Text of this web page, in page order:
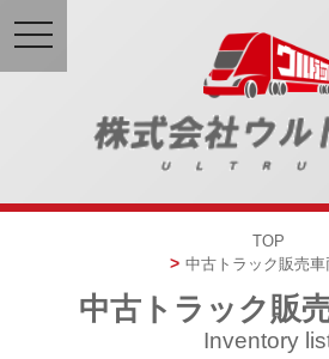
TOP
中古トラック販売車
中古トラック販
Inventory
toggle
navigation